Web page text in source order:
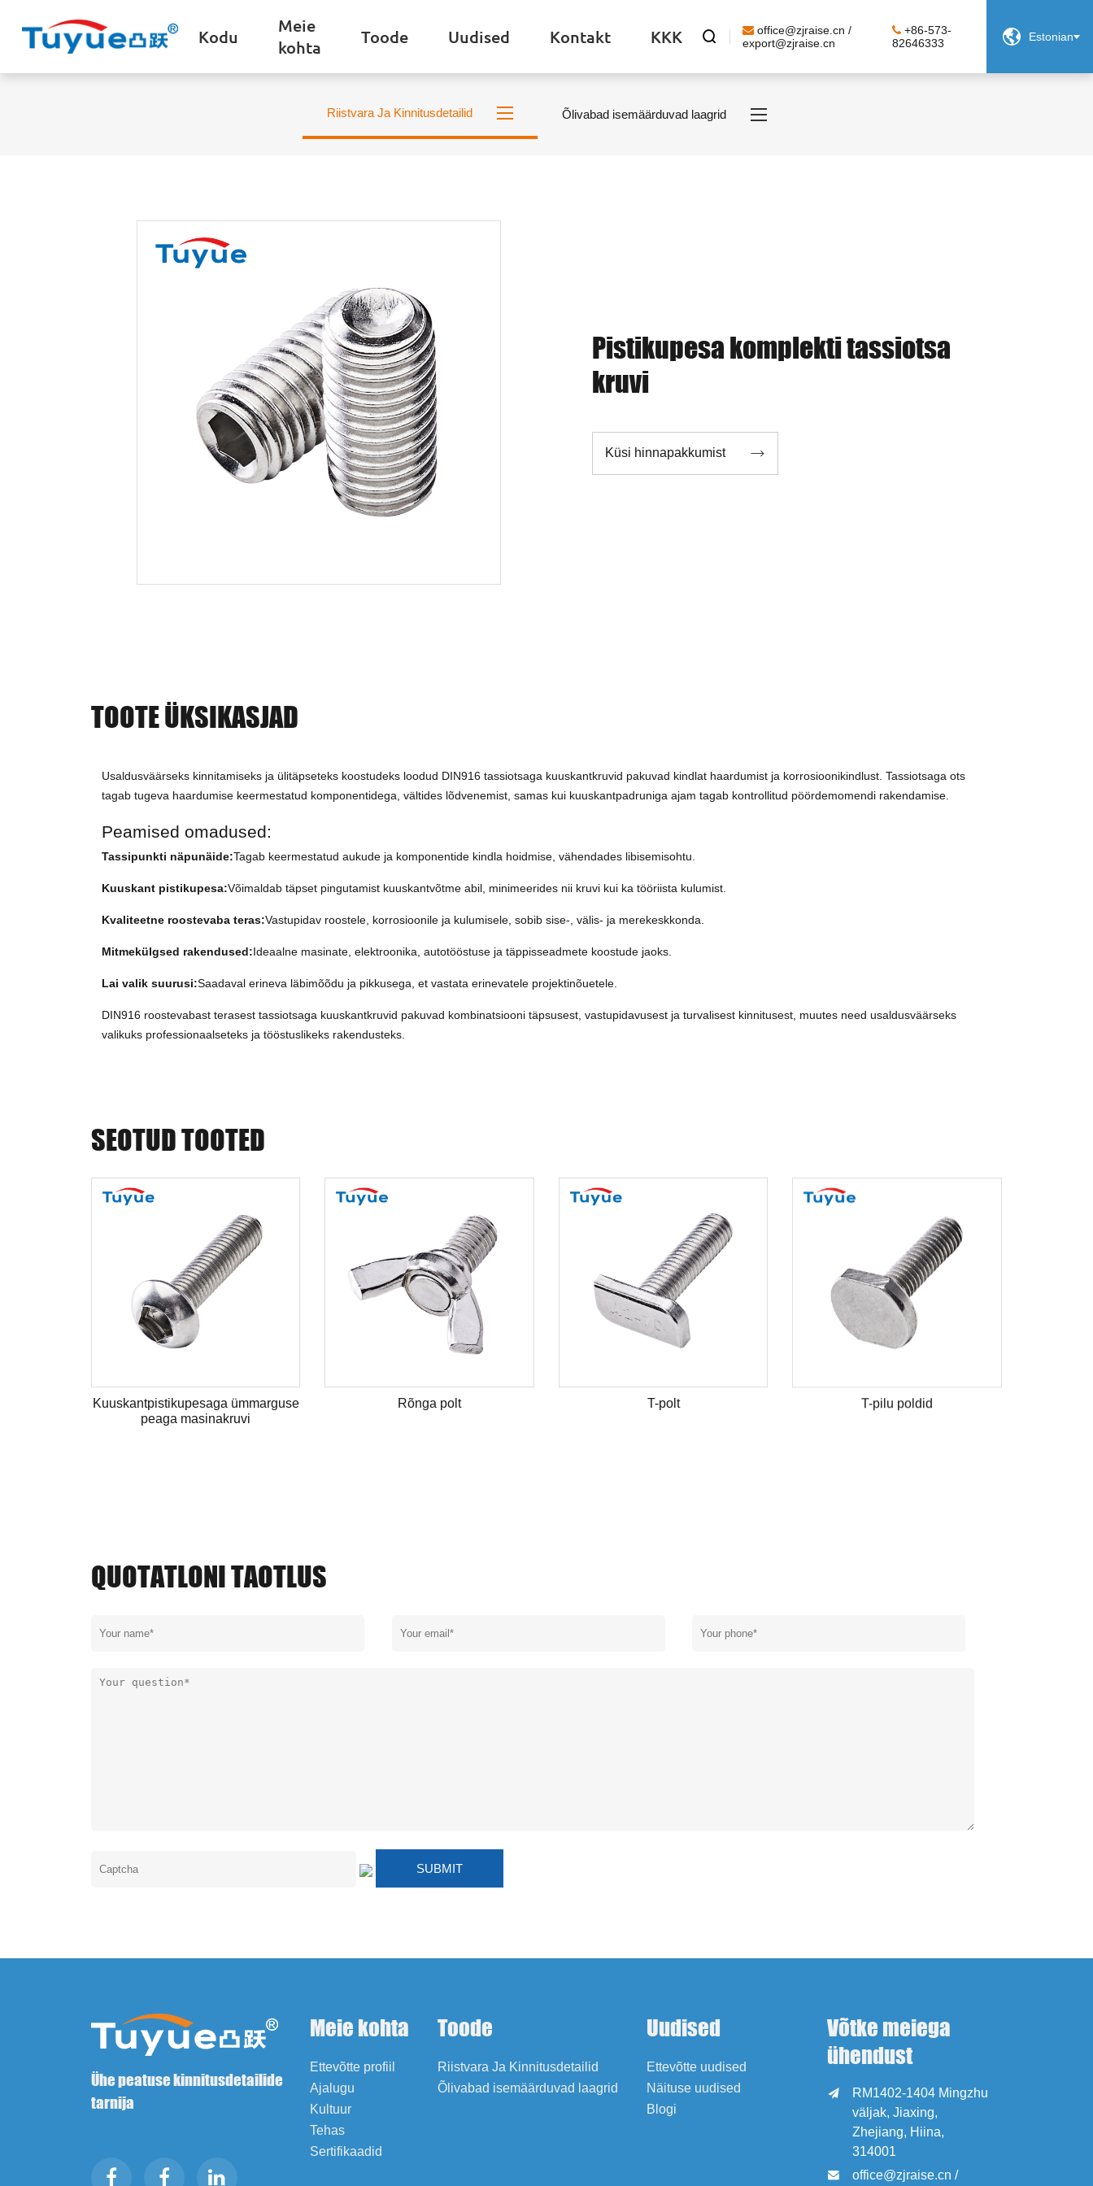
Kodu
Meie
kohta
Toode Uudised Kontakt KKK 
office@zjraise.cn /
export@zjraise.cn
+86-573-
82646333
 Estonian
Riistvara Ja Kinnitusdetailid Õlivabad isemäärduvad laagrid
Pistikupesa komplekti tassiotsa
kruvi
Küsi hinnapakkumist 
TOOTE ÜKSIKASJAD
Usaldusväärseks kinnitamiseks ja ülitäpseteks koostudeks loodud DIN916 tassiotsaga kuuskantkruvid pakuvad kindlat haardumist ja korrosioonikindlust. Tassiotsaga ots
tagab tugeva haardumise keermestatud komponentidega, vältides lõdvenemist, samas kui kuuskantpadruniga ajam tagab kontrollitud pöördemomendi rakendamise.
Peamised omadused:
Tassipunkti näpunäide:Tagab keermestatud aukude ja komponentide kindla hoidmise, vähendades libisemisohtu.
Kuuskant pistikupesa:Võimaldab täpset pingutamist kuuskantvõtme abil, minimeerides nii kruvi kui ka tööriista kulumist.
Kvaliteetne roostevaba teras:Vastupidav roostele, korrosioonile ja kulumisele, sobib sise-, välis- ja merekeskkonda.
Mitmekülgsed rakendused:Ideaalne masinate, elektroonika, autotööstuse ja täppisseadmete koostude jaoks.
Lai valik suurusi:Saadaval erineva läbimõõdu ja pikkusega, et vastata erinevatele projektinõuetele.
DIN916 roostevabast terasest tassiotsaga kuuskantkruvid pakuvad kombinatsiooni täpsusest, vastupidavusest ja turvalisest kinnitusest, muutes need usaldusväärseks
valikuks professionaalseteks ja tööstuslikeks rakendusteks.
SEOTUD TOOTED
Kuuskantpistikupesaga ümmarguse
peaga masinakruvi
Rõnga polt T-polt T-pilu poldid
QUOTATLONI TAOTLUS
Ühe peatuse kinnitusdetailide
tarnija
Meie kohta
Ettevõtte profiil
Ajalugu
Kultuur
Tehas
Sertifikaadid
Toode
Riistvara Ja Kinnitusdetailid
Õlivabad isemäärduvad laagrid
Uudised
Ettevõtte uudised
Näituse uudised
Blogi
Võtke meiega
ühendust

RM1402-1404 Mingzhu
väljak, Jiaxing,
Zhejiang, Hiina,
314001
 office@zjraise.cn /